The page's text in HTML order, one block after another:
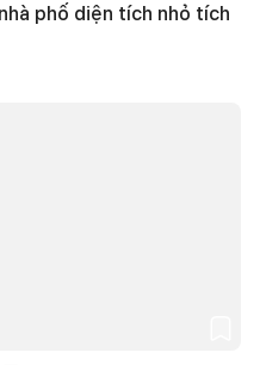
phố diện tích nhỏ tích